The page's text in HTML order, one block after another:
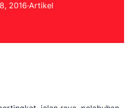
2016·Artikel